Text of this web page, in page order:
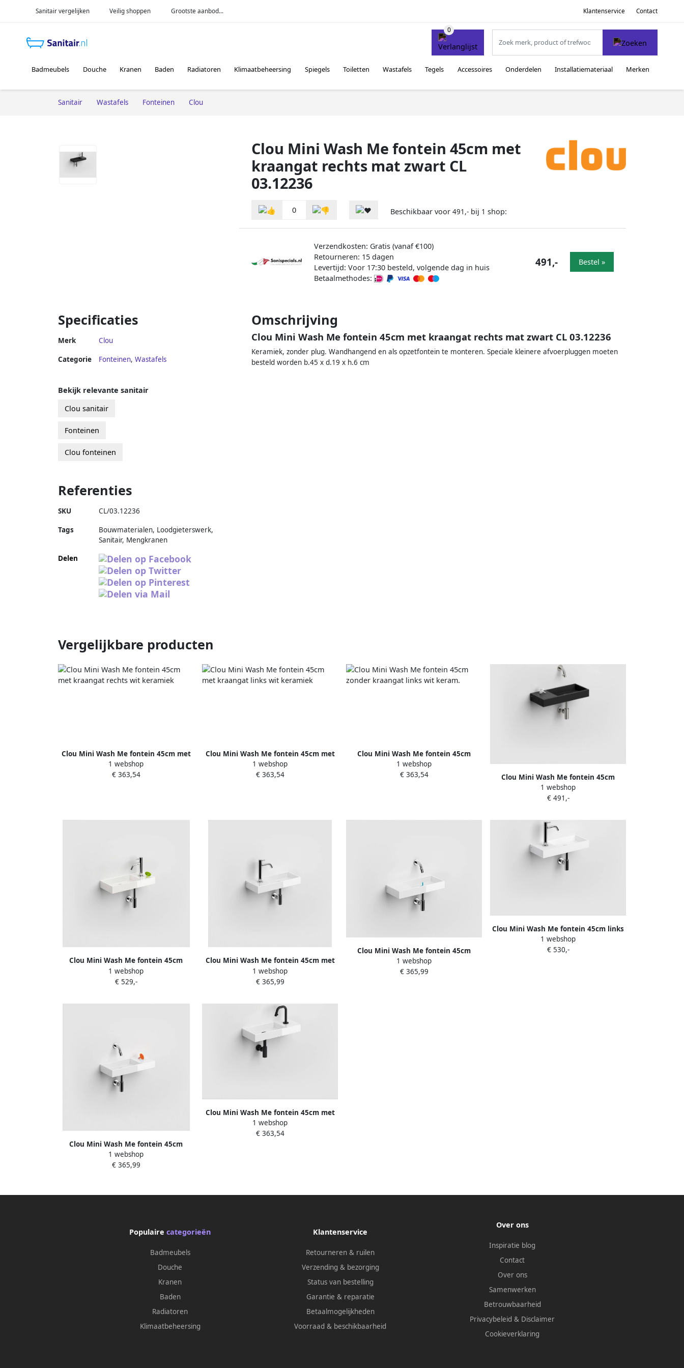
Sanitair vergelijken Veilig shoppen Grootste aanbod... Klantenservice Contact
Badmeubels Douche Kranen Baden Radiatoren Klimaatbeheersing Spiegels Toiletten Wastafels Tegels Accessoires Onderdelen Installatiemateriaal Merken
Sanitair Wastafels Fonteinen Clou
Clou Mini Wash Me fontein 45cm met
kraangat rechts mat zwart CL
03.12236
0 Beschikbaar voor 491,- bij 1 shop:
Verzendkosten: Gratis (vanaf €100)
Retourneren: 15 dagen
Levertijd: Voor 17:30 besteld, volgende dag in huis
Betaalmethodes:
491,- Bestel »
Specificaties
Merk Clou
Categorie Fonteinen, Wastafels
Omschrijving
Clou Mini Wash Me fontein 45cm met kraangat rechts mat zwart CL 03.12236
Keramiek, zonder plug. Wandhangend en als opzetfontein te monteren. Speciale kleinere afvoerpluggen moeten
besteld worden b.45 x d.19 x h.6 cm
Bekijk relevante sanitair
Clou sanitair
Fonteinen
Clou fonteinen
Referenties
SKU CL/03.12236
Tags
Bouwmaterialen, Loodgieterswerk,
Sanitair, Mengkranen
Delen
Vergelijkbare producten
Clou Mini Wash Me fontein 45cm met
kraangat rechts wit keramiek
1 webshop
€ 363,54
Clou Mini Wash Me fontein 45cm met
kraangat links wit keramiek
1 webshop
€ 363,54
Clou Mini Wash Me fontein 45cm
zonder kraangat links wit keram.
1 webshop
€ 363,54
Clou Mini Wash Me fontein 45cm
zonder kraangat links mat zwart CL
03.12235
1 webshop
€ 491,-
Clou Mini Wash Me fontein 45cm
rechts zonder plug min. marmer CL
03.08135
1 webshop
€ 529,-
Clou Mini Wash Me fontein 45cm met
kraangat links wit keramiek CL
03.03134
1 webshop
€ 365,99
Clou Mini Wash Me fontein 45cm
zonder kraangat links wit keramiek CL
03.03135
1 webshop
€ 365,99
Clou Mini Wash Me fontein 45cm links
zonder plug aluite CL 03.13134
1 webshop
€ 530,-
Clou Mini Wash Me fontein 45cm
zonder kraangat rechts wit keramiek
CL 03.03137
1 webshop
€ 365,99
Clou Mini Wash Me fontein 45cm met
kraangat rechts wit keramiek CL
03.03136
1 webshop
€ 363,54
Populaire categorieën
Badmeubels
Douche
Kranen
Baden
Radiatoren
Klimaatbeheersing
Klantenservice
Retourneren & ruilen
Verzending & bezorging
Status van bestelling
Garantie & reparatie
Betaalmogelijkheden
Voorraad & beschikbaarheid
Over ons
Inspiratie blog
Contact
Over ons
Samenwerken
Betrouwbaarheid
Privacybeleid & Disclaimer
Cookieverklaring